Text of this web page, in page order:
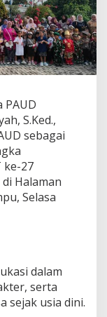
PAUD
S.Ked.,
sebagai
ke-27
Halaman
Selasa
dalam
serta
sejak usia dini.